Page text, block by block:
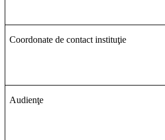
Coordonate de contact instituţie
Audienţe